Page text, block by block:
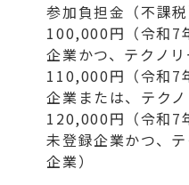
参加負担金（不課税
100,000円（令和7
企業かつ、テクノリ
110,000円（令和7
企業または、テク
120,000円（令和7
未登録企業かつ、
企業）